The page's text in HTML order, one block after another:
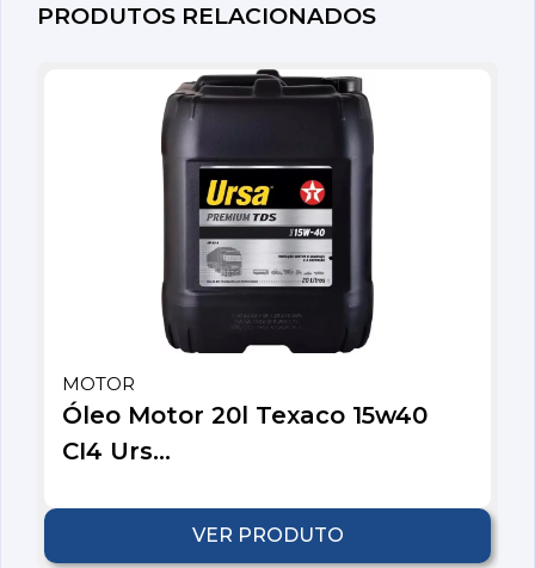
PRODUTOS RELACIONADOS
MOTOR
Óleo Motor 20l Texaco 15w40
CI4 Urs...
VER PRODUTO